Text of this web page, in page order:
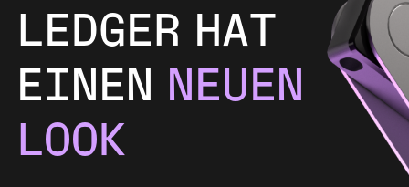
Ledger Stax
Ledger Flex™
Der neue Standard
LEDGER HAT
EINEN NEUEN
LOOK